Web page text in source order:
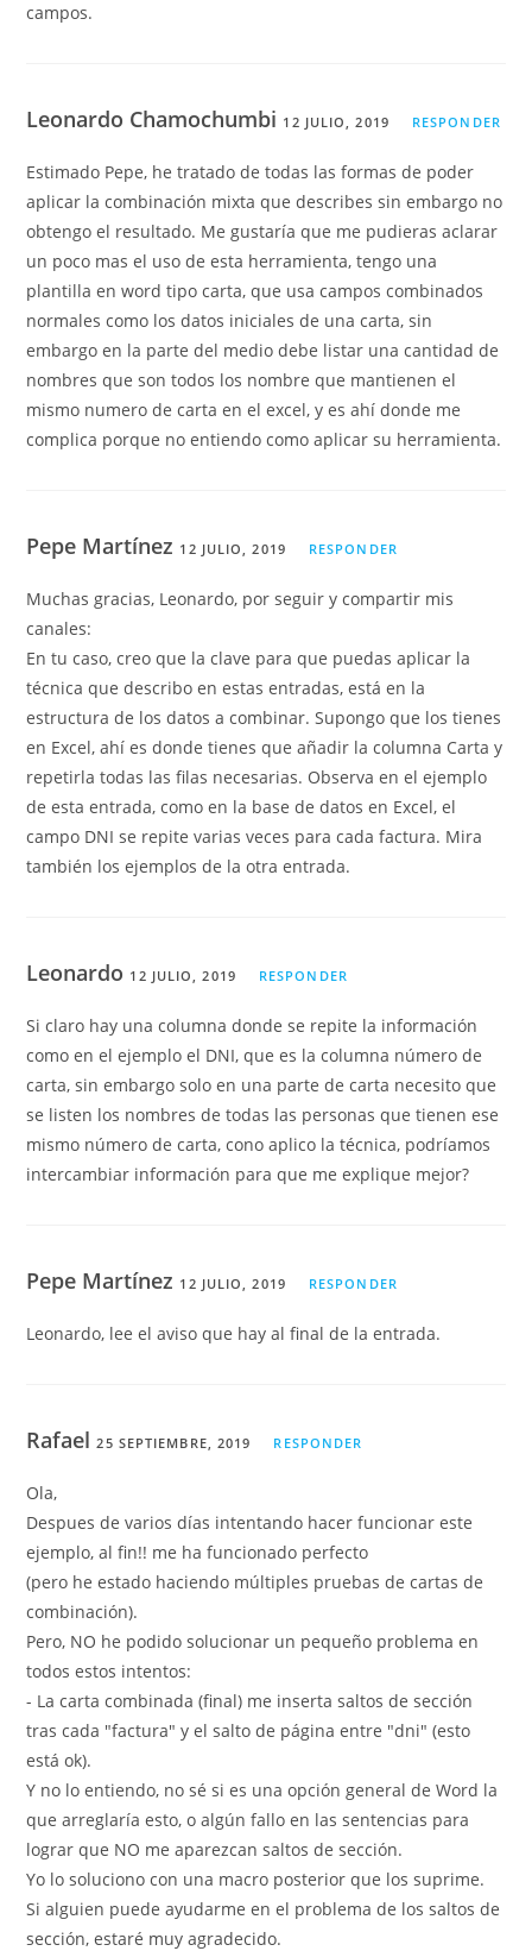
campos.
Leonardo Chamochumbi 12 JULIO, 2019 RESPONDER
Estimado Pepe, he tratado de todas las formas de poder
aplicar la combinación mixta que describes sin embargo no
obtengo el resultado. Me gustaría que me pudieras aclarar
un poco mas el uso de esta herramienta, tengo una
plantilla en word tipo carta, que usa campos combinados
normales como los datos iniciales de una carta, sin
embargo en la parte del medio debe listar una cantidad de
nombres que son todos los nombre que mantienen el
mismo numero de carta en el excel, y es ahí donde me
complica porque no entiendo como aplicar su herramienta.
Pepe Martínez 12 JULIO, 2019 RESPONDER
Muchas gracias, Leonardo, por seguir y compartir mis
canales:
En tu caso, creo que la clave para que puedas aplicar la
técnica que describo en estas entradas, está en la
estructura de los datos a combinar. Supongo que los tienes
en Excel, ahí es donde tienes que añadir la columna Carta y
repetirla todas las filas necesarias. Observa en el ejemplo
de esta entrada, como en la base de datos en Excel, el
campo DNI se repite varias veces para cada factura. Mira
también los ejemplos de la otra entrada.
Leonardo 12 JULIO, 2019 RESPONDER
Si claro hay una columna donde se repite la información
como en el ejemplo el DNI, que es la columna número de
carta, sin embargo solo en una parte de carta necesito que
se listen los nombres de todas las personas que tienen ese
mismo número de carta, cono aplico la técnica, podríamos
intercambiar información para que me explique mejor?
Pepe Martínez 12 JULIO, 2019 RESPONDER
Leonardo, lee el aviso que hay al final de la entrada.
Rafael25 SEPTIEMBRE, 2019 RESPONDER
Ola,
Despues de varios días intentando hacer funcionar este
ejemplo, al fin!! me ha funcionado perfecto
(pero he estado haciendo múltiples pruebas de cartas de
combinación).
Pero, NO he podido solucionar un pequeño problema en
todos estos intentos:
- La carta combinada (final) me inserta saltos de sección
tras cada "factura" y el salto de página entre "dni" (esto
está ok).
Y no lo entiendo, no sé si es una opción general de Word la
que arreglaría esto, o algún fallo en las sentencias para
lograr que NO me aparezcan saltos de sección.
Yo lo soluciono con una macro posterior que los suprime.
Si alguien puede ayudarme en el problema de los saltos de
sección, estaré muy agradecido.